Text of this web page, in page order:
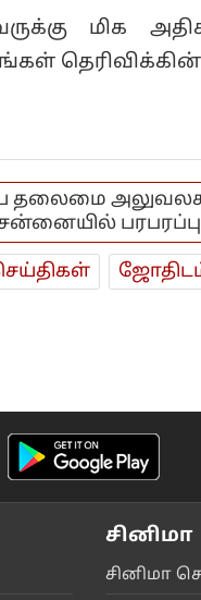
மிக
தலைமை
சினிமா
சி‌னிமா